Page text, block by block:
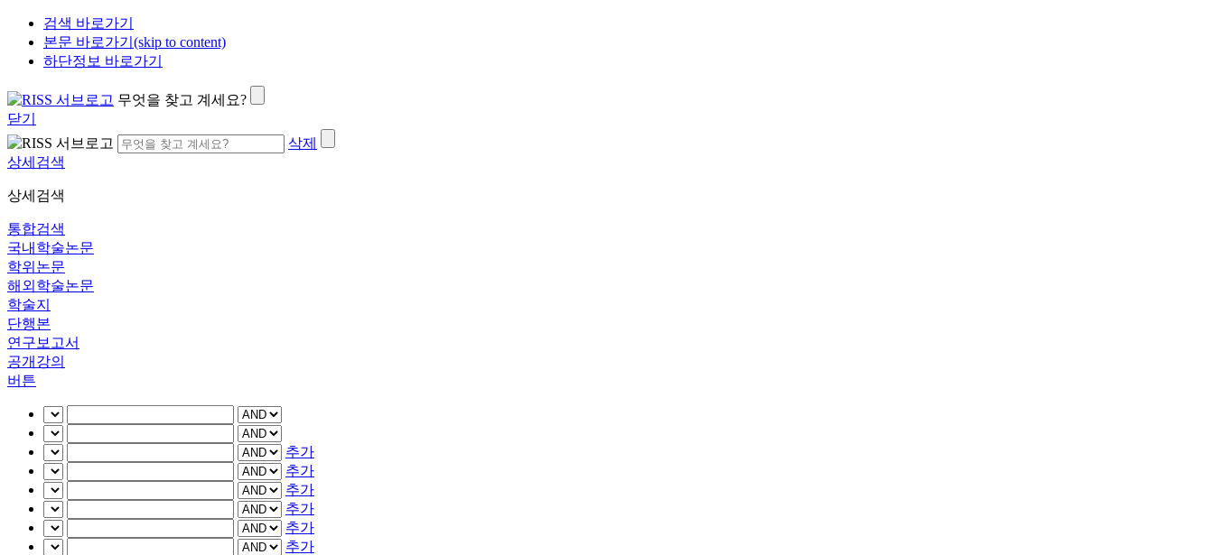
검색 바로가기
본문 바로가기(skip to content)
하단정보 바로가기
무엇을 찾고 계세요?
닫기
삭제
상세검색
상세검색
통합검색
국내학술논문
학위논문
해외학술논문
학술지
단행본
연구보고서
공개강의
버튼
추가
추가
추가
추가
추가
추가